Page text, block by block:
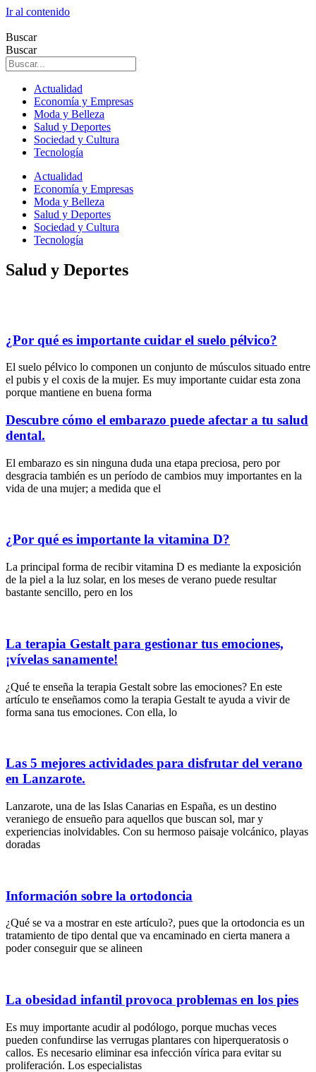
Ir al contenido
Buscar
Buscar
Actualidad
Economía y Empresas
Moda y Belleza
Salud y Deportes
Sociedad y Cultura
Tecnología
Actualidad
Economía y Empresas
Moda y Belleza
Salud y Deportes
Sociedad y Cultura
Tecnología
Salud y Deportes
¿Por qué es importante cuidar el suelo pélvico?
El suelo pélvico lo componen un conjunto de músculos situado entre
el pubis y el coxis de la mujer. Es muy importante cuidar esta zona
porque mantiene en buena forma
Descubre cómo el embarazo puede afectar a tu salud
dental.
El embarazo es sin ninguna duda una etapa preciosa, pero por
desgracia también es un período de cambios muy importantes en la
vida de una mujer; a medida que el
¿Por qué es importante la vitamina D?
La principal forma de recibir vitamina D es mediante la exposición
de la piel a la luz solar, en los meses de verano puede resultar
bastante sencillo, pero en los
La terapia Gestalt para gestionar tus emociones,
¡vívelas sanamente!
¿Qué te enseña la terapia Gestalt sobre las emociones? En este
artículo te enseñamos como la terapia Gestalt te ayuda a vivir de
forma sana tus emociones. Con ella, lo
Las 5 mejores actividades para disfrutar del verano
en Lanzarote.
Lanzarote, una de las Islas Canarias en España, es un destino
veraniego de ensueño para aquellos que buscan sol, mar y
experiencias inolvidables. Con su hermoso paisaje volcánico, playas
doradas
Información sobre la ortodoncia
¿Qué se va a mostrar en este artículo?, pues que la ortodoncia es un
tratamiento de tipo dental que va encaminado en cierta manera a
poder conseguir que se alineen
La obesidad infantil provoca problemas en los pies
Es muy importante acudir al podólogo, porque muchas veces
pueden confundirse las verrugas plantares con hiperqueratosis o
callos. Es necesario eliminar esa infección vírica para evitar su
proliferación. Los especialistas